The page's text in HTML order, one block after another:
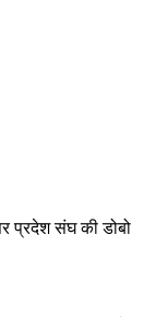
प्रदेश संघ की डोबो